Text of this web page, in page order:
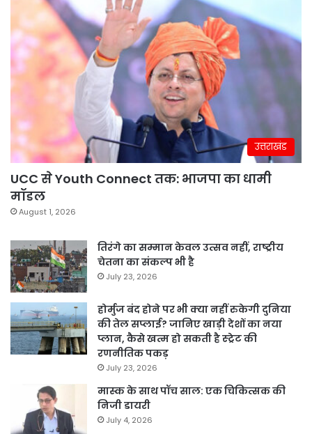
उत्तराखंड
UCC से Youth Connect तक: भाजपा का धामी
मॉडल
August 1, 2026
तिरंगे का सम्मान केवल उत्सव नहीं, राष्ट्रीय
चेतना का संकल्प भी है
July 23, 2026
होर्मुज बंद होने पर भी क्या नहीं रुकेगी दुनिया
की तेल सप्लाई? जानिए खाड़ी देशों का नया
प्लान, कैसे खत्म हो सकती है स्ट्रेट की
रणनीतिक पकड़
July 23, 2026
मास्क के साथ पॉच साल: एक चिकित्सक की
निजी डायरी
July 4, 2026